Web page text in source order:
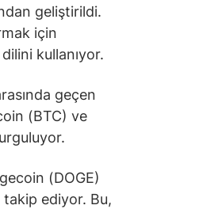
geliştirildi.
için
kullanıyor.
geçen
(BTC) ve
(DOGE)
takip ediyor. Bu,